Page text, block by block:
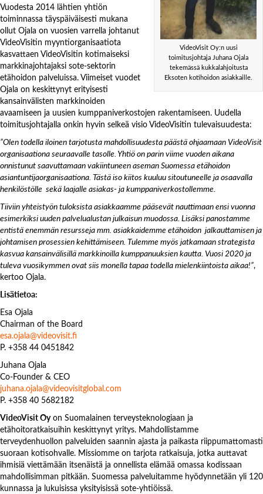
VideoVisit Oy:n uusi
toimitusjohtaja Juhana Ojala
tekemässä kukkalahjoitusta
Eksoten kotihoidon asiakkaille.
Vuodesta 2014 lähtien yhtiön
toiminnassa täyspäiväisesti mukana
ollut Ojala on vuosien varrella johtanut
VideoVisitin myyntiorganisaatiota
kasvattaen VideoVisitin kotimaiseksi
markkinajohtajaksi sote-sektorin
etähoidon palveluissa. Viimeiset vuodet
Ojala on keskittynyt erityisesti
kansainvälisten markkinoiden
avaamiseen ja uusien kumppaniverkostojen rakentamiseen. Uudella
toimitusjohtajalla onkin hyvin selkeä visio VideoVisitin tulevaisuudesta:
”Olen todella iloinen tarjotusta mahdollisuudesta päästä ohjaamaan VideoVisit
organisaationa seuraavalle tasolle. Yhtiö on parin viime vuoden aikana
onnistunut saavuttamaan vakiintuneen aseman Suomessa etähoidon
asiantuntijaorganisaationa. Tästä iso kiitos kuuluu sitoutuneelle ja osaavalla
henkilöstölle sekä laajalle asiakas- ja kumppaniverkostollemme.
Tiiviin yhteistyön tuloksista asiakkaamme pääsevät nauttimaan ensi vuonna
esimerkiksi uuden palvelualustan julkaisun muodossa. Lisäksi panostamme
entistä enemmän resursseja mm. asiakkaidemme etähoidon jalkauttamisen ja
johtamisen prosessien kehittämiseen. Tulemme myös jatkamaan strategista
kasvua kansainvälisillä markkinoilla kumppanuuksien kautta. Vuosi 2020 ja
tuleva vuosikymmen ovat siis monella tapaa todella mielenkiintoista aikaa!”,
kertoo Ojala.
Lisätietoa:
Esa Ojala
Chairman of the Board
esa.ojala@videovisit.fi
P. +358 44 0451842
Juhana Ojala
Co-Founder & CEO
juhana.ojala@videovisitglobal.com
P. +358 40 5682182
VideoVisit Oyon Suomalainen terveysteknologiaan ja
etähoitoratkaisuihin keskittynyt yritys. Mahdollistamme
terveydenhuollon palveluiden saannin ajasta ja paikasta riippumattomasti
suoraan kotisohvalle. Missiomme on tarjota ratkaisuja, jotka auttavat
ihmisiä viettämään itsenäistä ja onnellista elämää omassa kodissaan
mahdollisimman pitkään. Suomessa palveluitamme hyödynnetään yli 120
kunnassa ja lukuisissa yksityisissä sote-yhtiöissä.